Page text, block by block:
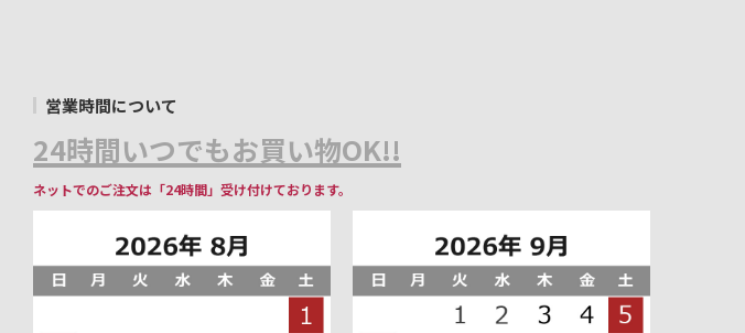
営業時間について
24時間いつでもお買い物OK!!
ネットでのご注文は「24時間」受け付けております。